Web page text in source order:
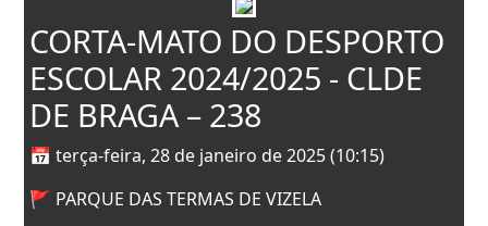
CORTA-MATO DO DESPORTO
ESCOLAR 2024/2025 - CLDE
DE BRAGA – 238
📅 terça-feira, 28 de janeiro de 2025 (10:15)
🚩 PARQUE DAS TERMAS DE VIZELA